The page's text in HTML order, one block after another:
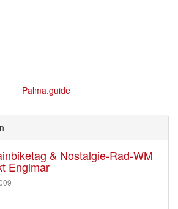
& Nostalgie-Rad-WM
Englmar